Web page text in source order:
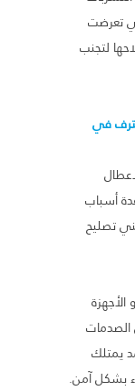
تعرضت
لتجنب
في
أسباب
تصليح
الصدمات
يمتلك
بشكل آمن.